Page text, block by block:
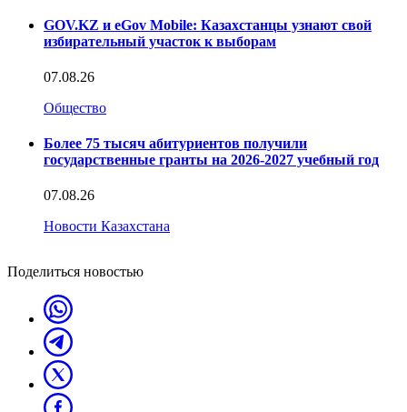
GOV.KZ и eGov Mobile: Казахстанцы узнают свой
избирательный участок к выборам
07.08.26
Общество
Более 75 тысяч абитуриентов получили
государственные гранты на 2026-2027 учебный год
07.08.26
Новости Казахстана
Поделиться новостью